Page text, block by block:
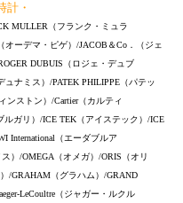
計・
MULLER（フランク・ミュラ
ーデマ・ピゲ）/JACOB＆Co．（ジェ
DUBUIS（ロジェ・デュブ
ナミス）/PATEK PHILIPPE（パテッ
ンストン）/Cartier（カルティ
ガリ）/ICE TEK（アイステック）/ICE
International（エーダブルア
）/OMEGA（オメガ）/ORIS（オリ
/GRAHAM（グラハム）/GRAND
LeCoultre（ジャガー・ルクル